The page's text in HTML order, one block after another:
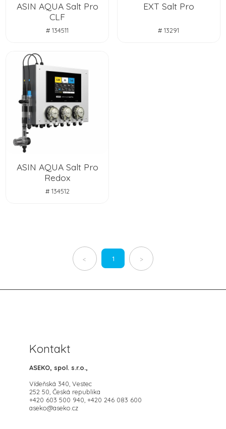
ASIN AQUA Salt Pro
CLF
# 134511
EXT Salt Pro
# 13291
ASIN AQUA Salt Pro
Redox
# 134512
< 1 >
Kontakt
ASEKO, spol. s.r.o.,
Vídeňská 340, Vestec
252 50, Česká republika
+420 603 500 940, +420 246 083 600
aseko@aseko.cz